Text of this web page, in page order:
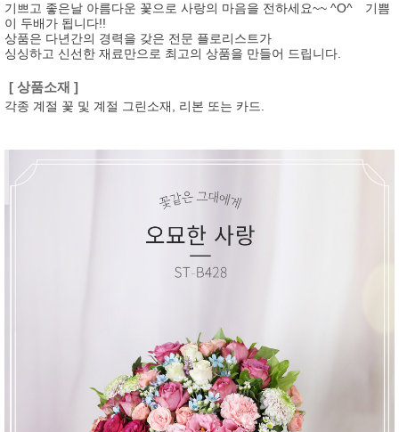
기쁘고 좋은날 아름다운 꽃으로 사랑의 마음을 전하세요~~ ^O^ 기쁨
이 두배가 됩니다!!
상품은 다년간의 경력을 갖은 전문 플로리스트가
싱싱하고 신선한 재료만으로 최고의 상품을 만들어 드립니다.
[ 상품소재 ]
각종 계절 꽃 및 계절 그린소재, 리본 또는 카드.